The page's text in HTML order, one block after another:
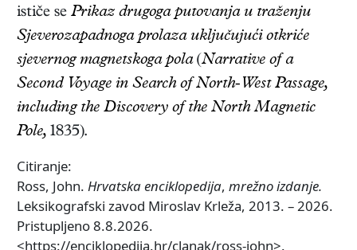
ističe se Prikaz drugoga putovanja u traženju
Sjeverozapadnoga prolaza uključujući otkriće
sjevernog magnetskoga pola(Narrative of a
Second Voyage in Search of North-West Passage,
including the Discovery of the North Magnetic
Pole, 1835).
Citiranje:
Ross, John. Hrvatska enciklopedija, mrežno izdanje.
Leksikografski zavod Miroslav Krleža, 2013. – 2026.
Pristupljeno 8.8.2026.
<https://enciklopedija.hr/clanak/ross-john>.